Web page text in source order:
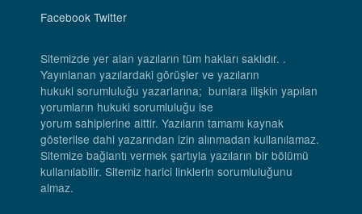
Facebook Twitter
Sitemizde yer alan yazıların tüm hakları saklıdır. .
Yayınlanan yazılardaki görüşler ve yazıların
hukuki sorumluluğu yazarlarına; bunlara ilişkin yapılan
yorumların hukuki sorumluluğu ise
yorum sahiplerine aittir. Yazıların tamamı kaynak
gösterilse dahi yazarından izin alınmadan kullanılamaz.
Sitemize bağlantı vermek şartıyla yazıların bir bölümü
kullanılabilir. Sitemiz harici linklerin sorumluluğunu
almaz.